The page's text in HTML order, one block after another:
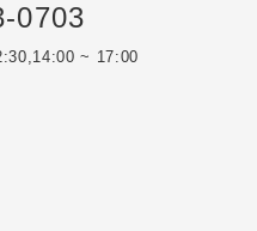
0703
~ 17:00